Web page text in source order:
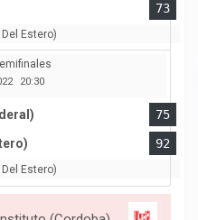
73
Estero)
20:30
75
92
Estero)